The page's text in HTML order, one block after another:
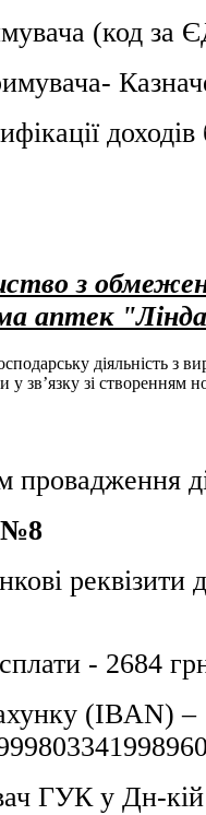
(код
з
аптек
діяльність з
у зв’язку зі створенням
провадження
№8
- 2684
(IBAN) –
ГУК у Дн-кiй